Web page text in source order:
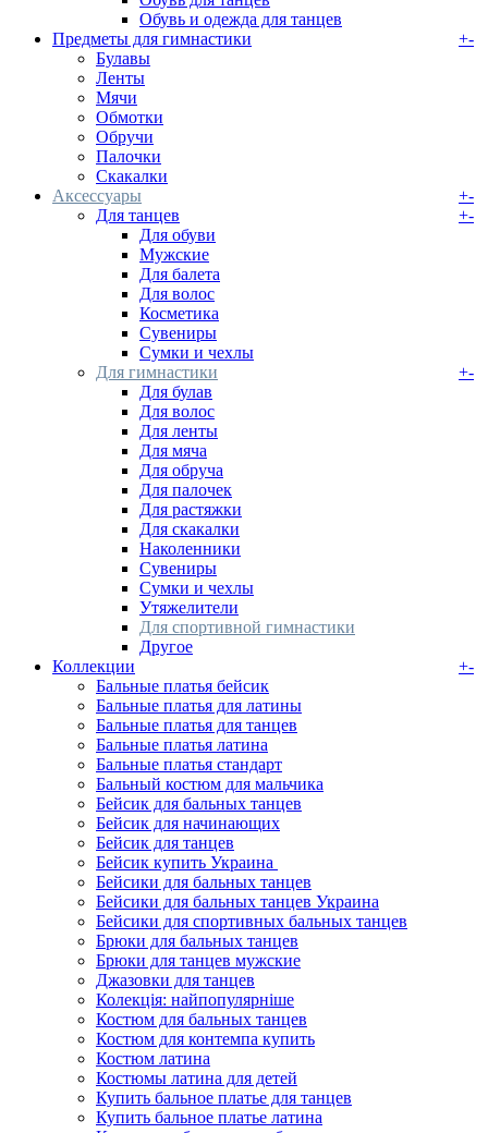
Обувь и одежда для танцев
Предметы для гимнастики
+-
Булавы
Ленты
Мячи
Обмотки
Обручи
Палочки
Скакалки
Аксессуары
+-
Для танцев
+-
Для обуви
Мужские
Для балета
Для волос
Косметика
Сувениры
Сумки и чехлы
Для гимнастики
+-
Для булав
Для волос
Для ленты
Для мяча
Для обруча
Для палочек
Для растяжки
Для скакалки
Наколенники
Сувениры
Сумки и чехлы
Утяжелители
Для спортивной гимнастики
Другое
Коллекции
+-
Бальные платья бейсик
Бальные платья для латины
Бальные платья для танцев
Бальные платья латина
Бальные платья стандарт
Бальный костюм для мальчика
Бейсик для бальных танцев
Бейсик для начинающих
Бейсик для танцев
Бейсик купить Украина ‌
Бейсики для бальных танцев
Бейсики для бальных танцев Украина
Бейсики для спортивных бальных танцев
Брюки для бальных танцев
Брюки для танцев мужские
Джазовки для танцев
Колекція: найпопулярніше
Костюм для бальных танцев
Костюм для контемпа купить
Костюм латина
Костюмы латина для детей
Купить бальное платье для танцев
Купить бальное платье латина